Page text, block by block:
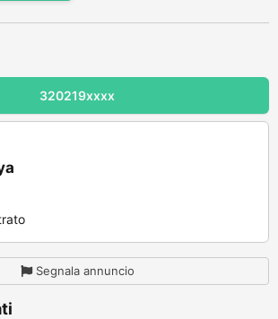
320219xxxx
Segnala annuncio